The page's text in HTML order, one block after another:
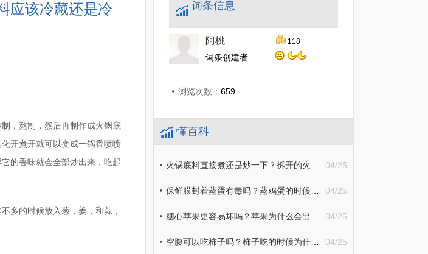
应该冷藏还是冷
，熬制，然后再制作成火锅底
开煮开就可以变成一锅香喷喷
的香味就会全部炒出来，吃起
多的时候放入葱，姜，和蒜，
词条信息
阿桃 118
词条创建者
浏览次数： 659
懂百科
04/25
火锅底料直接煮还是炒一下？拆开的火锅底料应该冷藏还是冷冻？
04/25
保鲜膜封着蒸蛋有毒吗？蒸鸡蛋的时候保鲜膜上面要扎几个洞吗？
04/25
糖心苹果更容易坏吗？苹果为什么会出现糖心？
04/25
空腹可以吃柿子吗？柿子吃的时候为什么要用盐水泡？